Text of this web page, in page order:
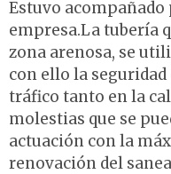
Estuvo acompañado
empresa.La tubería
zona arenosa, se
con ello la seguridad
tráfico tanto en la
molestias que se
actuación con la
renovación del